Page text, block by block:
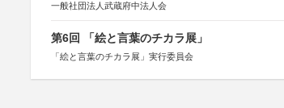
一般社団法人武蔵府中法人会
第6回 「絵と言葉のチカラ展」
「絵と言葉のチカラ展」実行委員会